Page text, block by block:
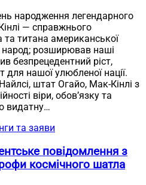
народження легендарного
— справжнього
титана американської
розширював наші
безпрецедентний ріст,
для нашої улюбленої нації.
штат Огайо, Мак-Кінлі з
віри, обов’язку та
видатну…
та заяви
повідомлення з
космічного шатла